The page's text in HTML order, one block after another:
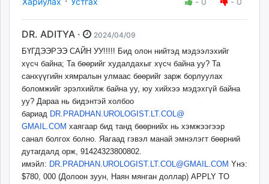
DR. ADITYA ·
2024/04/09
БҮГДЭЭРЭЭ САЙН УУ!!!!! Бид олон нийтэд мэдээлэхийг
хүсч байна; Та бөөрийг худалдахыг хүсч байна уу? Та
санхүүгийн хямралын улмаас бөөрийг зарж борлуулах
боломжийг эрэлхийлж байна уу, юу хийхээ мэдэхгүй байна
уу? Дараа нь бидэнтэй холбоо
бариад DR.PRADHAN.UROLOGIST.LT.COL@
GMAIL.COM хаягаар бид танд бөөрнийх нь хэмжээгээр
санал болгох болно. Яагаад гэвэл манай эмнэлэгт бөөрний
дутагдалд орж, 91424323800802.
имэйл: DR.PRADHAN.UROLOGIST.LT.COL@GMAIL.COM Yнэ:
$780, 000 (Долоон зуун, Наян мянган доллар) APPLY TO